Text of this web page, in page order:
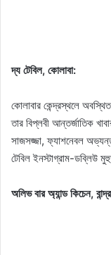
দ্য টেবিল, কোলাবা:
কোলাবার কেন্দ্রস্থলে
তার বিপ্লবী আন্তর্জাতিক
সাজসজ্জা, ফ্যাশনেবল
টেবিল ইনস্টাগ্রাম-ডব্লিউ
অলিভ বার অ্যান্ড কিচেন,